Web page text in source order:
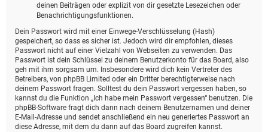
deinen Beiträgen oder explizit von dir gesetzte Lesezeichen oder
Benachrichtigungsfunktionen.
Dein Passwort wird mit einer Einwege-Verschlüsselung (Hash)
gespeichert, so dass es sicher ist. Jedoch wird dir empfohlen, dieses
Passwort nicht auf einer Vielzahl von Webseiten zu verwenden. Das
Passwort ist dein Schlüssel zu deinem Benutzerkonto für das Board, also
geh mit ihm sorgsam um. Insbesondere wird dich kein Vertreter des
Betreibers, von phpBB Limited oder ein Dritter berechtigterweise nach
deinem Passwort fragen. Solltest du dein Passwort vergessen haben, so
kannst du die Funktion „Ich habe mein Passwort vergessen“ benutzen. Die
phpBB-Software fragt dich dann nach deinem Benutzernamen und deiner
E-Mail-Adresse und sendet anschließend ein neu generiertes Passwort an
diese Adresse, mit dem du dann auf das Board zugreifen kannst.